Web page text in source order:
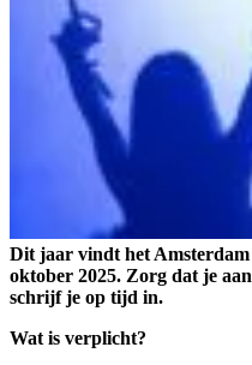
Dit jaar vindt het Amsterdam
oktober 2025. Zorg dat je
schrijf je op tijd in.
Wat is verplicht?